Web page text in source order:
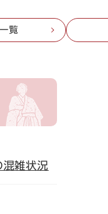
覧
雑状況